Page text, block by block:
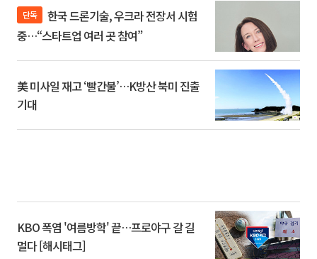
단독
중…“스타트업 여러 곳 참여”
美 미사일 재고 ‘빨간불’…K방산 북미 진출
기대
KBO 폭염 '여름방학' 끝…프로야구 갈 길
멀다 [해시태그]